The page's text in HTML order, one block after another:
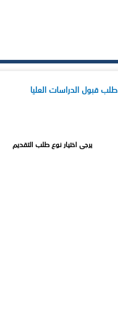
طلب قبول الدراسات العليا
يرجى اختيار نوع طلب التقديم